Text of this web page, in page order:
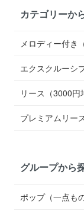
カテゴリーか
メロディー付き
エクスクルーシ
リース（3000円
プレミアムリー
グループから
ポップ（一点もの